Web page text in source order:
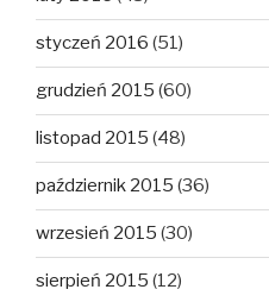
styczeń 2016 (51)
grudzień 2015 (60)
listopad 2015 (48)
październik 2015 (36)
wrzesień 2015 (30)
sierpień 2015 (12)